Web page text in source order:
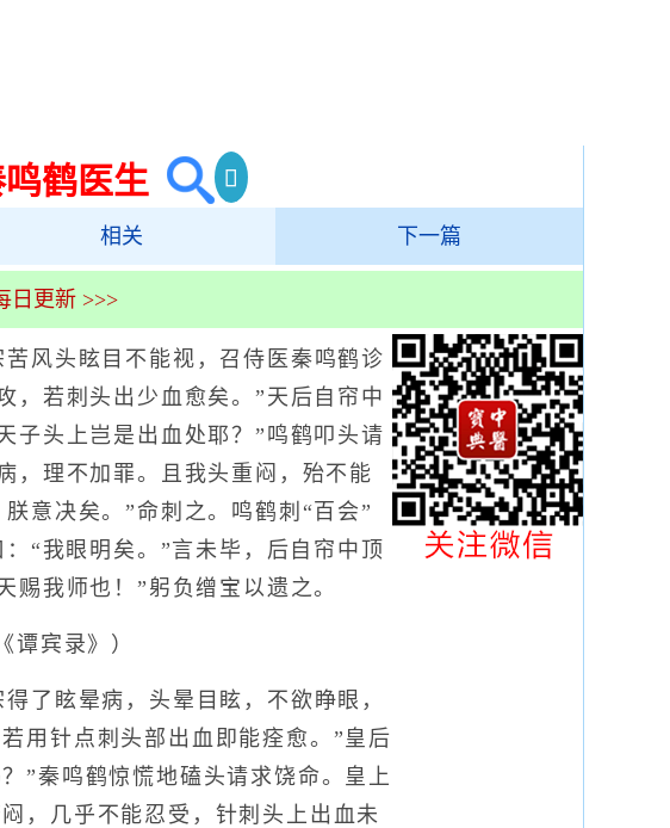
鹤医生
相关 下一篇
日更新 >>>
头眩目不能视，召侍医秦鸣鹤诊
，若刺头出少血愈矣。”天后自帘中
子头上岂是出血处耶？”鸣鹤叩头请
，理不加罪。且我头重闷，殆不能
意决矣。”命刺之。鸣鹤刺“百会”
“我眼明矣。”言未毕，后自帘中顶
赐我师也！”躬负缯宝以遗之。
宾录》）
眩晕病，头晕目眩，不欲睁眼，
用针点刺头部出血即能痊愈。”皇后
”秦鸣鹤惊慌地磕头请求饶命。皇上
，几乎不能忍受，针刺头上出血未